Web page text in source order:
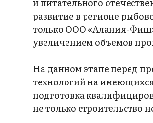
и питательного
развитие в регионе
только ООО «Алания-
увеличением объемов
На данном этапе перед
технологий на
подготовка
не только